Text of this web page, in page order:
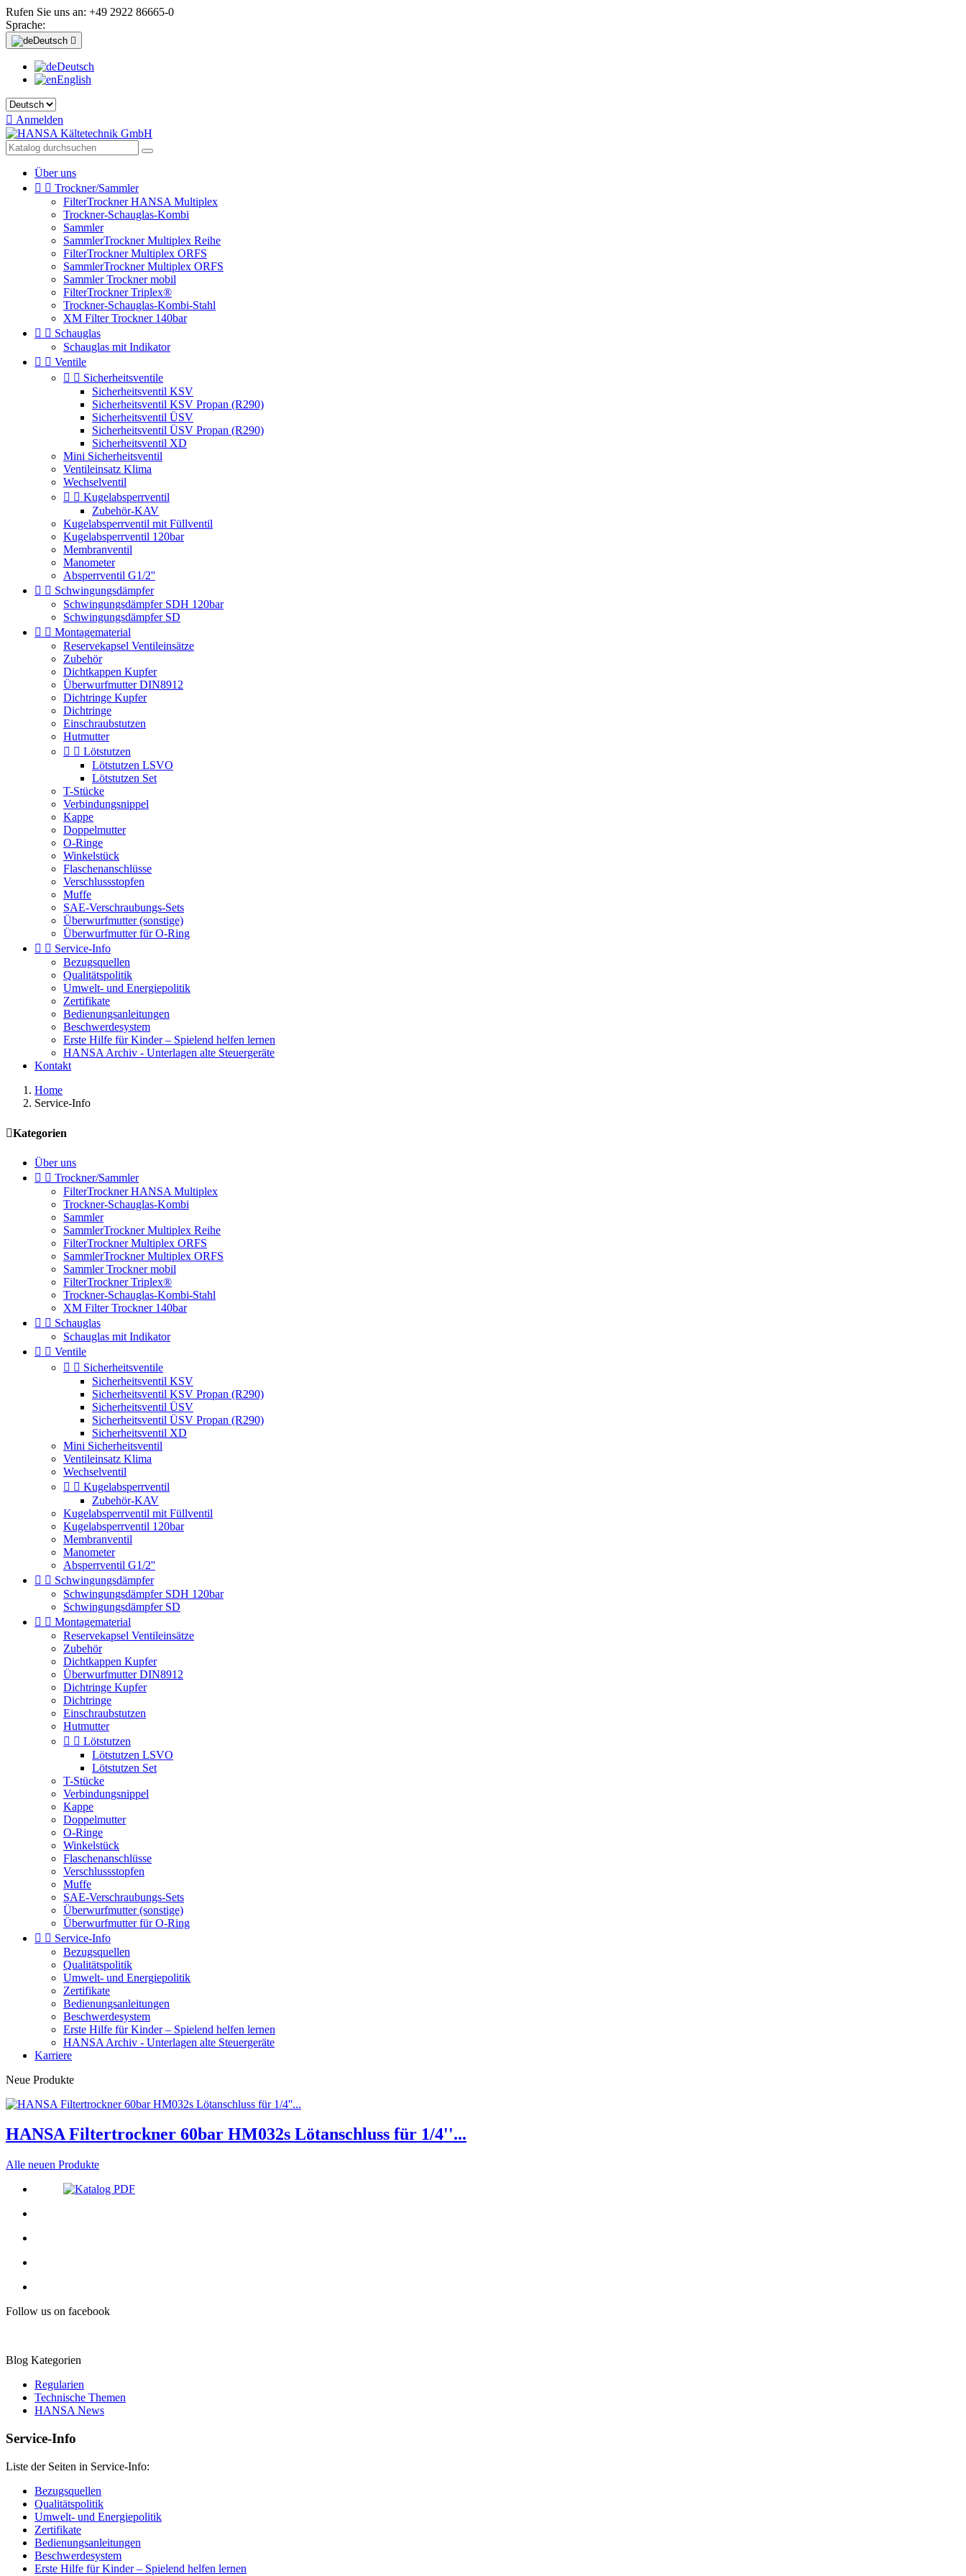
Rufen Sie uns an: +49 2922 86665-0
Sprache:
Deutsch 
Deutsch
English
 Anmelden
Über uns
  Trockner/Sammler
FilterTrockner HANSA Multiplex
Trockner-Schauglas-Kombi
Sammler
SammlerTrockner Multiplex Reihe
FilterTrockner Multiplex ORFS
SammlerTrockner Multiplex ORFS
Sammler Trockner mobil
FilterTrockner Triplex®
Trockner-Schauglas-Kombi-Stahl
XM Filter Trockner 140bar
  Schauglas
Schauglas mit Indikator
  Ventile
  Sicherheitsventile
Sicherheitsventil KSV
Sicherheitsventil KSV Propan (R290)
Sicherheitsventil ÜSV
Sicherheitsventil ÜSV Propan (R290)
Sicherheitsventil XD
Mini Sicherheitsventil
Ventileinsatz Klima
Wechselventil
  Kugelabsperrventil
Zubehör-KAV
Kugelabsperrventil mit Füllventil
Kugelabsperrventil 120bar
Membranventil
Manometer
Absperrventil G1/2''
  Schwingungsdämpfer
Schwingungsdämpfer SDH 120bar
Schwingungsdämpfer SD
  Montagematerial
Reservekapsel Ventileinsätze
Zubehör
Dichtkappen Kupfer
Überwurfmutter DIN8912
Dichtringe Kupfer
Dichtringe
Einschraubstutzen
Hutmutter
  Lötstutzen
Lötstutzen LSVO
Lötstutzen Set
T-Stücke
Verbindungsnippel
Kappe
Doppelmutter
O-Ringe
Winkelstück
Flaschenanschlüsse
Verschlussstopfen
Muffe
SAE-Verschraubungs-Sets
Überwurfmutter (sonstige)
Überwurfmutter für O-Ring
  Service-Info
Bezugsquellen
Qualitätspolitik
Umwelt- und Energiepolitik
Zertifikate
Bedienungsanleitungen
Beschwerdesystem
Erste Hilfe für Kinder – Spielend helfen lernen
HANSA Archiv - Unterlagen alte Steuergeräte
Kontakt
Home
Service-Info
Kategorien
Über uns
  Trockner/Sammler
FilterTrockner HANSA Multiplex
Trockner-Schauglas-Kombi
Sammler
SammlerTrockner Multiplex Reihe
FilterTrockner Multiplex ORFS
SammlerTrockner Multiplex ORFS
Sammler Trockner mobil
FilterTrockner Triplex®
Trockner-Schauglas-Kombi-Stahl
XM Filter Trockner 140bar
  Schauglas
Schauglas mit Indikator
  Ventile
  Sicherheitsventile
Sicherheitsventil KSV
Sicherheitsventil KSV Propan (R290)
Sicherheitsventil ÜSV
Sicherheitsventil ÜSV Propan (R290)
Sicherheitsventil XD
Mini Sicherheitsventil
Ventileinsatz Klima
Wechselventil
  Kugelabsperrventil
Zubehör-KAV
Kugelabsperrventil mit Füllventil
Kugelabsperrventil 120bar
Membranventil
Manometer
Absperrventil G1/2''
  Schwingungsdämpfer
Schwingungsdämpfer SDH 120bar
Schwingungsdämpfer SD
  Montagematerial
Reservekapsel Ventileinsätze
Zubehör
Dichtkappen Kupfer
Überwurfmutter DIN8912
Dichtringe Kupfer
Dichtringe
Einschraubstutzen
Hutmutter
  Lötstutzen
Lötstutzen LSVO
Lötstutzen Set
T-Stücke
Verbindungsnippel
Kappe
Doppelmutter
O-Ringe
Winkelstück
Flaschenanschlüsse
Verschlussstopfen
Muffe
SAE-Verschraubungs-Sets
Überwurfmutter (sonstige)
Überwurfmutter für O-Ring
  Service-Info
Bezugsquellen
Qualitätspolitik
Umwelt- und Energiepolitik
Zertifikate
Bedienungsanleitungen
Beschwerdesystem
Erste Hilfe für Kinder – Spielend helfen lernen
HANSA Archiv - Unterlagen alte Steuergeräte
Karriere
Neue Produkte
HANSA Filtertrockner 60bar HM032s Lötanschluss für 1/4''...
Alle neuen Produkte
Follow us on facebook
Blog Kategorien
Regularien
Technische Themen
HANSA News
Service-Info
Liste der Seiten in Service-Info:
Bezugsquellen
Qualitätspolitik
Umwelt- und Energiepolitik
Zertifikate
Bedienungsanleitungen
Beschwerdesystem
Erste Hilfe für Kinder – Spielend helfen lernen